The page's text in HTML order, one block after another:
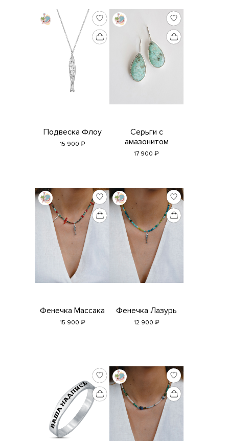
Подвеска Флоу
15 900 ₽
Серьги с
амазонитом
17 900 ₽
Фенечка Массака
15 900 ₽
Фенечка Лазурь
12 900 ₽